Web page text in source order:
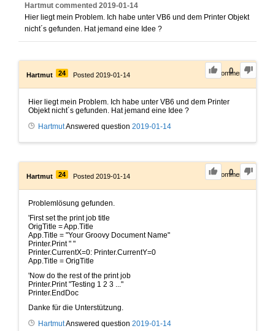
Hartmut commented 2019-01-14
Hier liegt mein Problem. Ich habe unter VB6 und dem Printer Objekt
nicht´s gefunden. Hat jemand eine Idee ?
0
Hartmut 24 Posted 2019-01-14 0Comments
Hier liegt mein Problem. Ich habe unter VB6 und dem Printer
Objekt nicht´s gefunden. Hat jemand eine Idee ?
HartmutAnswered question 2019-01-14
0
Hartmut 24 Posted 2019-01-14 0Comments
Problemlösung gefunden.
'First set the print job title
OrigTitle = App.Title
App.Title = "Your Groovy Document Name"
Printer.Print " "
Printer.CurrentX=0: Printer.CurrentY=0
App.Title = OrigTitle
'Now do the rest of the print job
Printer.Print "Testing 1 2 3 ..."
Printer.EndDoc
Danke für die Unterstützung.
HartmutAnswered question 2019-01-14